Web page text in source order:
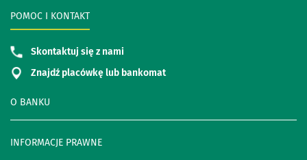
O BANKU
INFORMACJE PRAWNE
POMOC I KONTAKT
Skontaktuj się z nami
Znajdź placówkę lub bankomat